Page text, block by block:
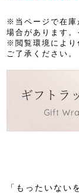
※当ページで在庫
場合があります。
※閲覧環境により
ご了承ください。
「もったいない